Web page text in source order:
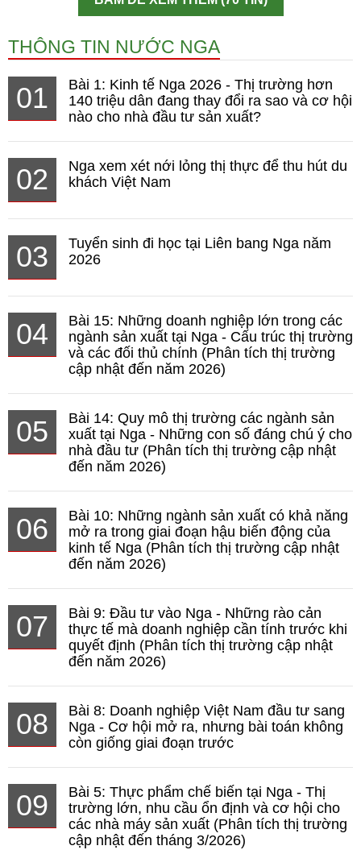
THÔNG TIN NƯỚC NGA
01
Bài 1: Kinh tế Nga 2026 - Thị trường hơn
140 triệu dân đang thay đổi ra sao và cơ hội
nào cho nhà đầu tư sản xuất?
02
Nga xem xét nới lỏng thị thực để thu hút du
khách Việt Nam
03
Tuyển sinh đi học tại Liên bang Nga năm
2026
04
Bài 15: Những doanh nghiệp lớn trong các
ngành sản xuất tại Nga - Cấu trúc thị trường
và các đối thủ chính (Phân tích thị trường
cập nhật đến năm 2026)
05
Bài 14: Quy mô thị trường các ngành sản
xuất tại Nga - Những con số đáng chú ý cho
nhà đầu tư (Phân tích thị trường cập nhật
đến năm 2026)
06
Bài 10: Những ngành sản xuất có khả năng
mở ra trong giai đoạn hậu biến động của
kinh tế Nga (Phân tích thị trường cập nhật
đến năm 2026)
07
Bài 9: Đầu tư vào Nga - Những rào cản
thực tế mà doanh nghiệp cần tính trước khi
quyết định (Phân tích thị trường cập nhật
đến năm 2026)
08
Bài 8: Doanh nghiệp Việt Nam đầu tư sang
Nga - Cơ hội mở ra, nhưng bài toán không
còn giống giai đoạn trước
09
Bài 5: Thực phẩm chế biến tại Nga - Thị
trường lớn, nhu cầu ổn định và cơ hội cho
các nhà máy sản xuất (Phân tích thị trường
cập nhật đến tháng 3/2026)